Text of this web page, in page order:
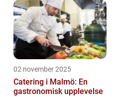
02 november 2025
Catering i Malmö: En
gastronomisk upplevelse